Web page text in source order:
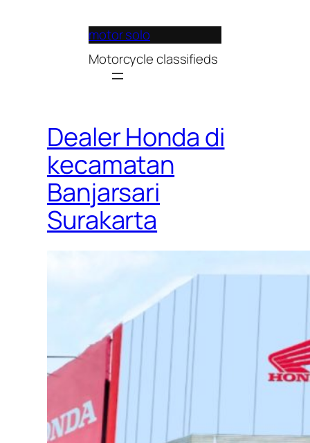
motor solo
Motorcycle classifieds
Dealer Honda di
kecamatan
Banjarsari
Surakarta